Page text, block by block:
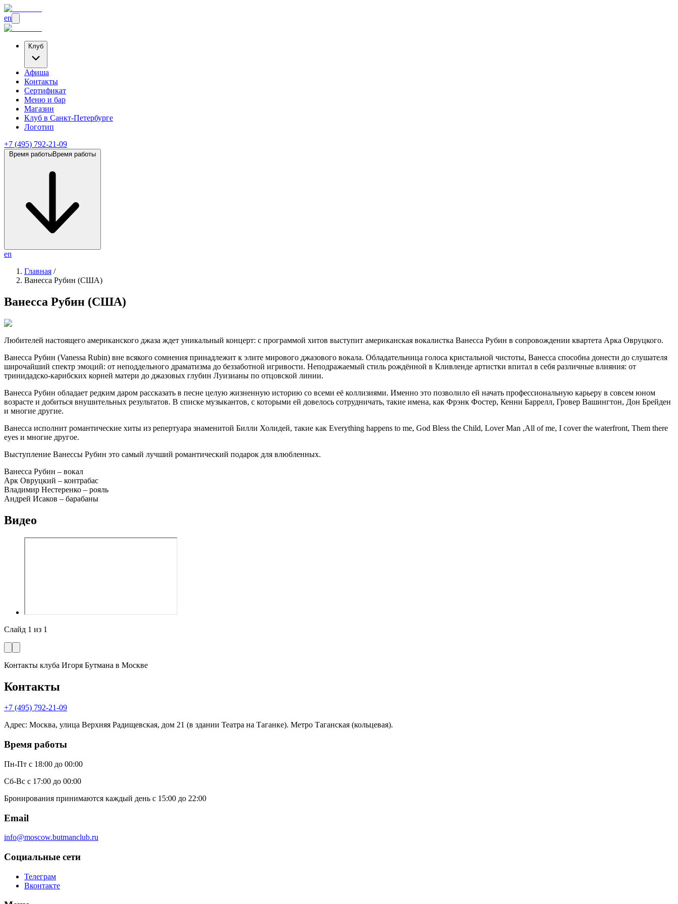
en
Клуб
Афиша
Контакты
Сертификат
Меню и бар
Магазин
Клуб в Санкт-Петербурге
Логотип
+7 (495) 792-21-09
Время работыВремя работы
en
Главная /
Ванесса Рубин (США)
Ванесса Рубин (США)
Любителей настоящего американского джаза ждет уникальный концерт: с программой хитов выступит американская вокалистка Ванесса Рубин в сопровождении квартета Арка Овруцкого.
Ванесса Рубин (Vanessa Rubin) вне всякого сомнения принадлежит к элите мирового джазового вокала. Обладательница голоса кристальной чистоты, Ванесса способна донести до слушателя
широчайший спектр эмоций: от неподдельного драматизма до беззаботной игривости. Неподражаемый стиль рождённой в Кливленде артистки впитал в себя различные влияния: от
тринидадско-карибских корней матери до джазовых глубин Луизианы по отцовской линии.
Ванесса Рубин обладает редким даром рассказать в песне целую жизненную историю со всеми её коллизиями. Именно это позволило ей начать профессиональную карьеру в совсем юном
возрасте и добиться внушительных результатов. В списке музыкантов, с которыми ей довелось сотрудничать, такие имена, как Фрэнк Фостер, Кенни Баррелл, Гровер Вашингтон, Дон Брейден
и многие другие.
Ванесса исполнит романтические хиты из репертуара знаменитой Билли Холидей, такие как Everything happens to me, God Bless the Child, Lover Man ,All of me, I cover the waterfront, Them there
eyes и многие другое.
Выступление Ванессы Рубин это самый лучший романтический подарок для влюбленных.
Ванесса Рубин – вокал
Арк Овруцкий – контрабас
Владимир Нестеренко – рояль
Андрей Исаков – барабаны
Видео
Слайд 1 из 1
Контакты клуба Игоря Бутмана в Москве
Контакты
+7 (495) 792-21-09
Адрес: Москва, улица Верхняя Радищевская, дом 21 (в здании Театра на Таганке). Метро Таганская (кольцевая).
Время работы
Пн-Пт с 18:00 до 00:00
Сб-Вс с 17:00 до 00:00
Бронирования принимаются каждый день с 15:00 до 22:00
Email
info@moscow.butmanclub.ru
Социальные сети
Телеграм
Вконтакте